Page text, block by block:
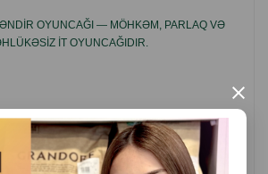
×
üçün uyğundur
rəng
OYUNCAĞI — MÖHKƏM, PARLAQ VƏ
IT OYUNCAĞIDIR.